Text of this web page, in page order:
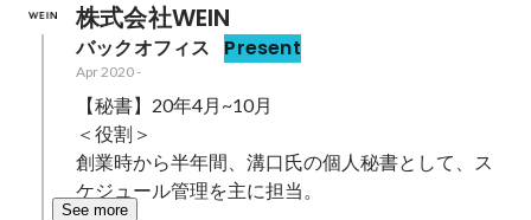
株式会社WEIN
バックオフィス Present
Apr 2020-
【秘書】20年4月~10月
＜役割＞
創業時から半年間、溝口氏の個人秘書として、ス
ケジュール管理を主に担当。
See more